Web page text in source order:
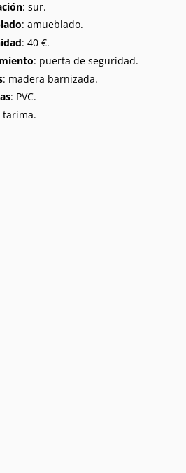
: sur.
: amueblado.
: 40 €.
: puerta de seguridad.
: madera barnizada.
: PVC.
tarima.